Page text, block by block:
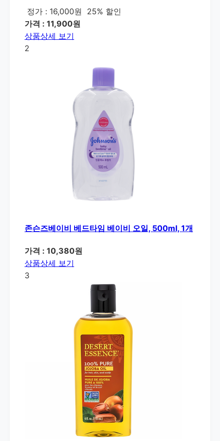
정가 : 16,000원
25% 할인
가격 : 11,900원
상품상세 보기
2
존슨즈베이비 베드타임 베이비 오일, 500ml, 1개
가격 : 10,380원
상품상세 보기
3